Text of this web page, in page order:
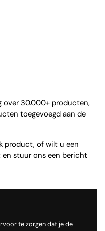
over 30.000+ producten,
toegevoegd aan de
product, of wilt u een
en stuur ons een bericht
te zorgen dat je de